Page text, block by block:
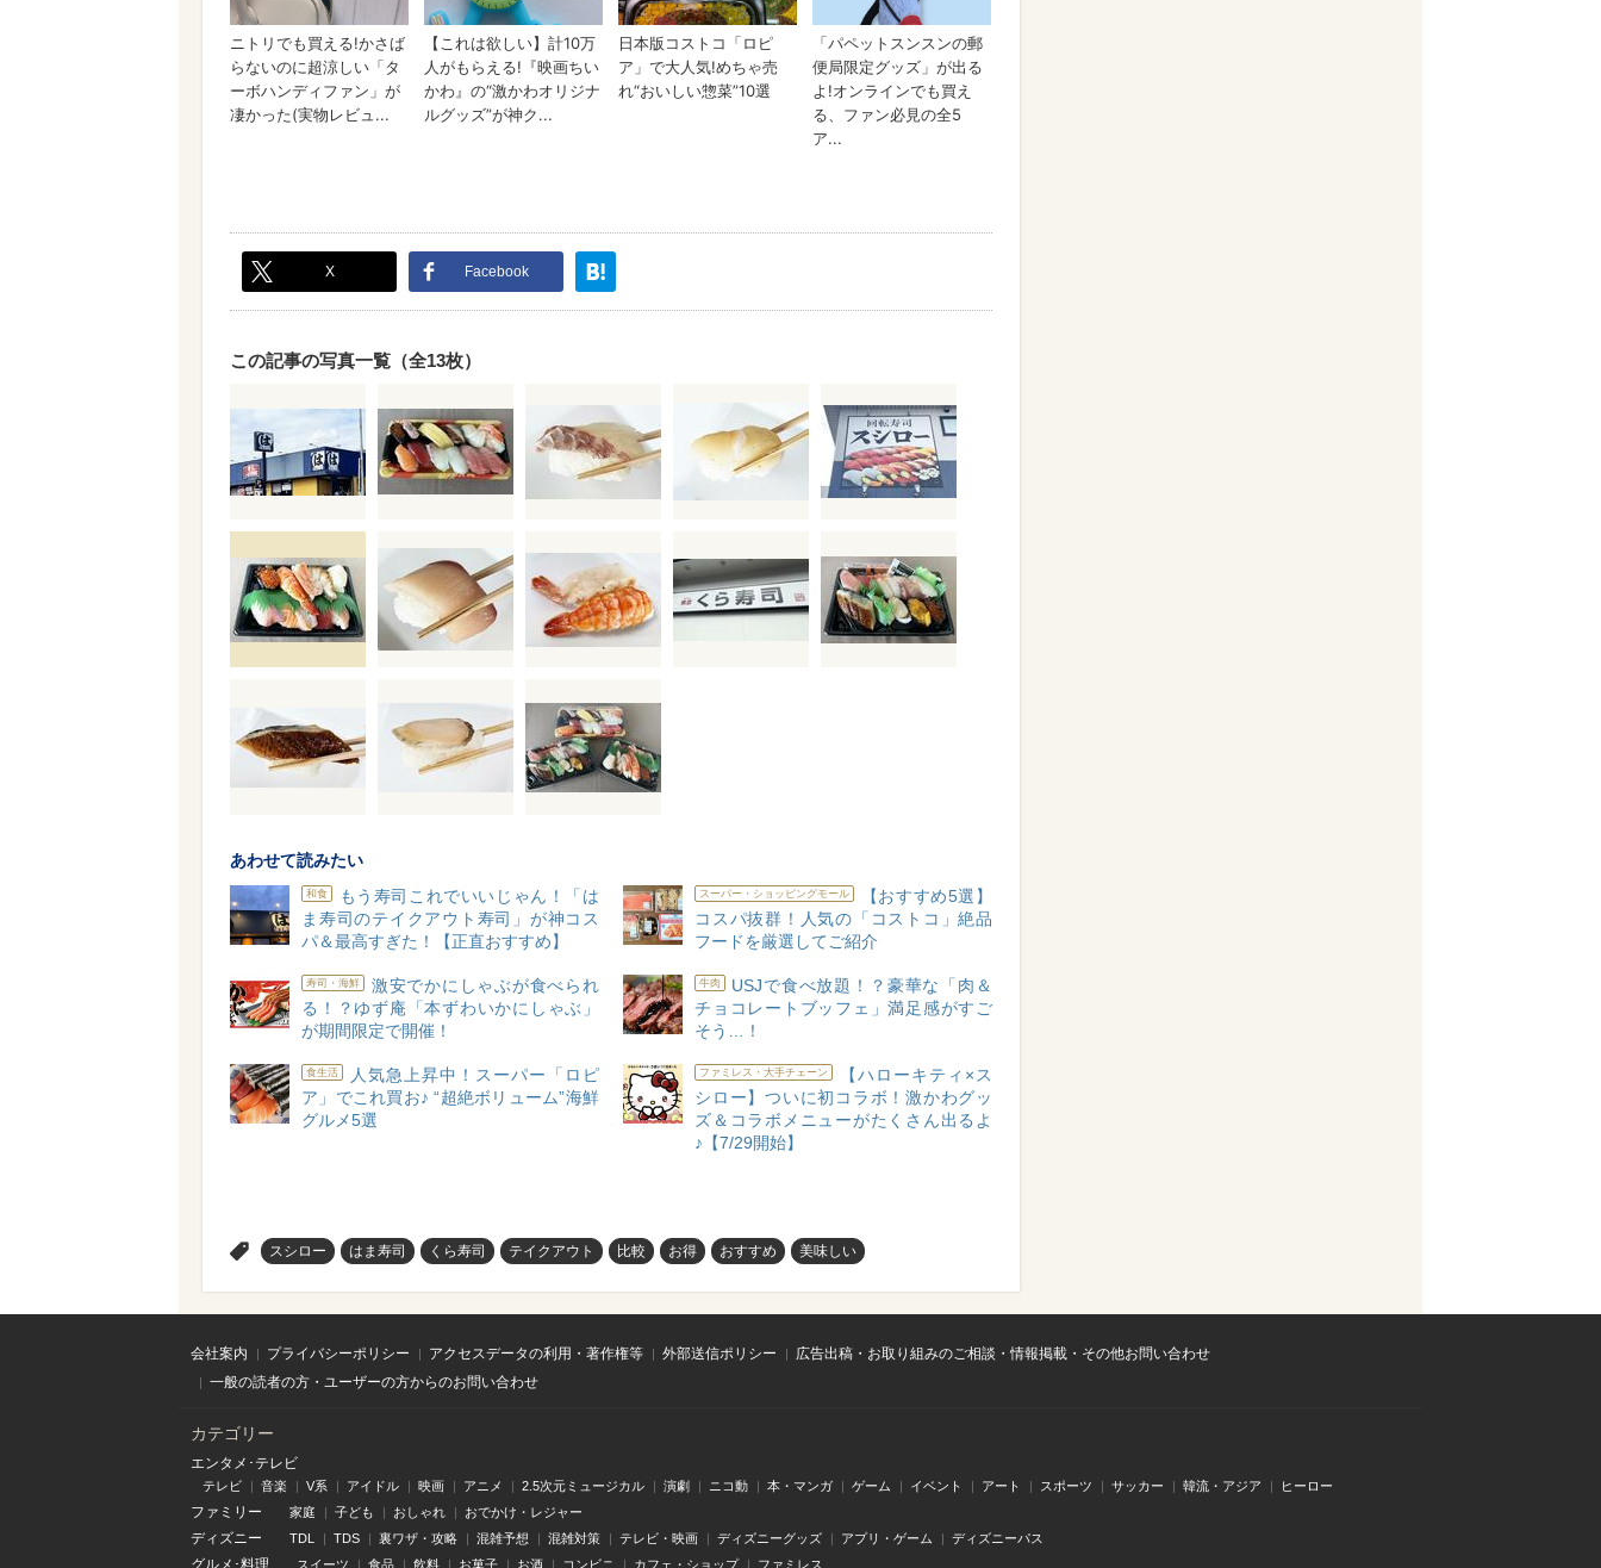
X Facebook
この記事の写真一覧（全13枚）
あわせて読みたい
和食
もう寿司これでいいじゃん！「は
ま寿司のテイクアウト寿司」が神コス
パ＆最高すぎた！【正直おすすめ】
スーパー・ショッピングモール
【おすすめ5選】
コスパ抜群！人気の「コストコ」絶品
フードを厳選してご紹介
寿司・海鮮
激安でかにしゃぶが食べられ
る！？ゆず庵「本ずわいかにしゃぶ」
が期間限定で開催！
牛肉
USJで食べ放題！？豪華な「肉＆
チョコレートブッフェ」満足感がすご
そう…！
食生活
人気急上昇中！スーパー「ロピ
ア」でこれ買お♪ “超絶ボリューム”海鮮
グルメ5選
ファミレス・大手チェーン
【ハローキティ×ス
シロー】ついに初コラボ！激かわグッ
ズ＆コラボメニューがたくさん出るよ
♪【7/29開始】
スシロー はま寿司 くら寿司 テイクアウト 比較 お得 おすすめ 美味しい
会社案内 プライバシーポリシー アクセスデータの利用・著作権等 外部送信ポリシー
広告出稿・お取り組みのご相談・情報掲載・その他お問い合わせ
一般の読者の方・ユーザーの方からのお問い合わせ
カテゴリー
エンタメ･テレビ
テレビ 音楽 V系 アイドル 映画 アニメ 2.5次元ミュージカル 演劇 ニコ動 本・マンガ ゲーム イベント アート スポーツ サッカー 韓流・アジア ヒーロー
ファミリー 家庭 子ども おしゃれ おでかけ・レジャー
ディズニー TDL TDS 裏ワザ・攻略 混雑予想 混雑対策 テレビ・映画 ディズニーグッズ アプリ・ゲーム ディズニーパス
グルメ･料理 スイーツ 食品 飲料 お菓子 お酒 コンビニ カフェ・ショップ ファミレス